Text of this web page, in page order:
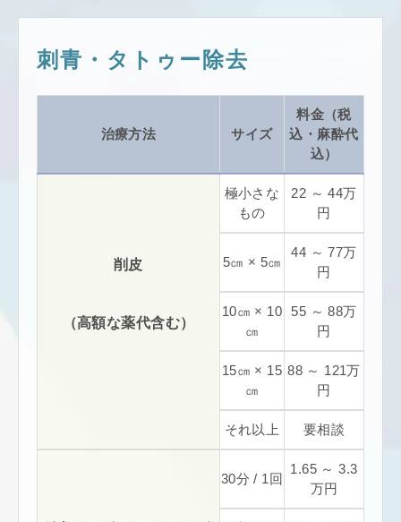
刺青・タトゥー除去
治療方法 サイズ
料金（税
込・麻酔代
込）
削皮
（高額な薬代含む）
極小さな
もの
22 ～ 44万
円
5㎝ × 5㎝
44 ～ 77万
円
10㎝ × 10
㎝
55 ～ 88万
円
15㎝ × 15
㎝
88 ～ 121万
円
それ以上 要相談
30分 / 1回
1.65 ～ 3.3
万円